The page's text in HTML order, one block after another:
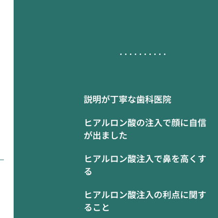
説明が丁寧な歯科医院
ヒアルロン酸の注入で顔に自信
が出ました
ヒアルロン酸注入で鼻を高くす
る
ヒアルロン酸注入の利点に関す
ること